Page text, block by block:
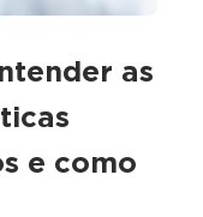
as
e como